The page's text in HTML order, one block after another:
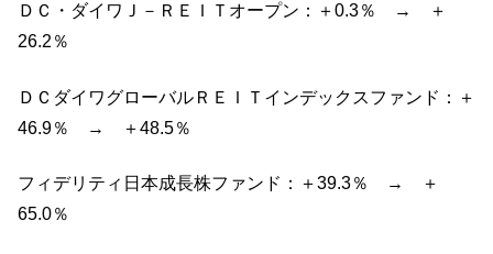
ＤＣ・ダイワＪ－ＲＥＩＴオープン：＋0.3％ → ＋
26.2％
ＤＣダイワグローバルＲＥＩＴインデックスファンド：＋
46.9％ → ＋48.5％
フィデリティ日本成長株ファンド：＋39.3％ → ＋
65.0％